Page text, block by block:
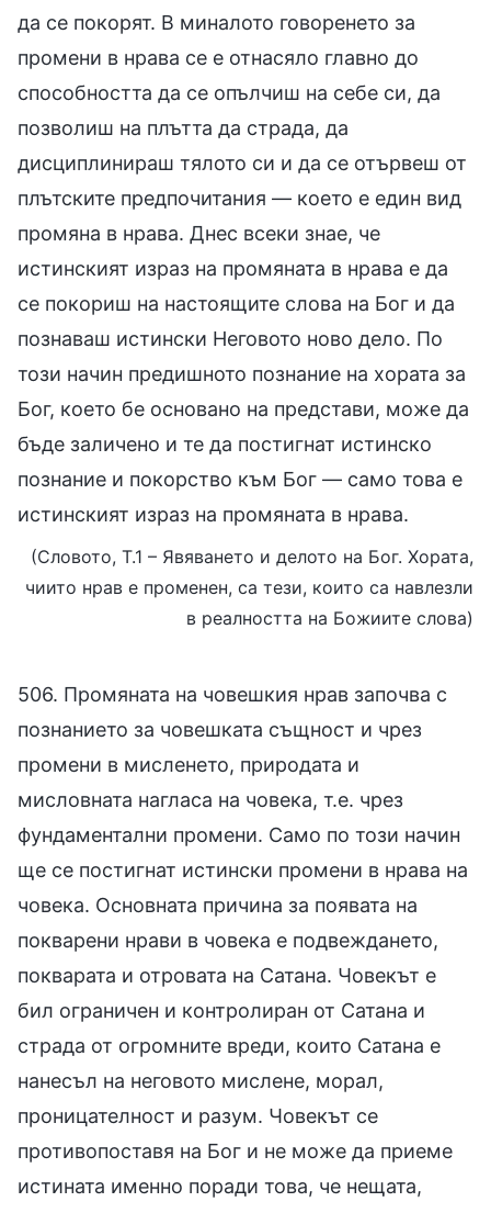
да се покорят. В миналото говоренето за
промени в нрава се е отнасяло главно до
способността да се опълчиш на себе си, да
позволиш на плътта да страда, да
дисциплинираш тялото си и да се отървеш от
плътските предпочитания — което е един вид
промяна в нрава. Днес всеки знае, че
истинският израз на промяната в нрава е да
се покориш на настоящите слова на Бог и да
познаваш истински Неговото ново дело. По
този начин предишното познание на хората за
Бог, което бе основано на представи, може да
бъде заличено и те да постигнат истинско
познание и покорство към Бог — само това е
истинският израз на промяната в нрава.
(Словото, Т.1 – Явяването и делото на Бог. Хората,
чиито нрав е променен, са тези, които са навлезли
в реалността на Божиите слова)
506. Промяната на човешкия нрав започва с
познанието за човешката същност и чрез
промени в мисленето, природата и
мисловната нагласа на човека, т.е. чрез
фундаментални промени. Само по този начин
ще се постигнат истински промени в нрава на
човека. Основната причина за появата на
покварени нрави в човека е подвеждането,
покварата и отровата на Сатана. Човекът е
бил ограничен и контролиран от Сатана и
страда от огромните вреди, които Сатана е
нанесъл на неговото мислене, морал,
проницателност и разум. Човекът се
противопоставя на Бог и не може да приеме
истината именно поради това, че нещата,